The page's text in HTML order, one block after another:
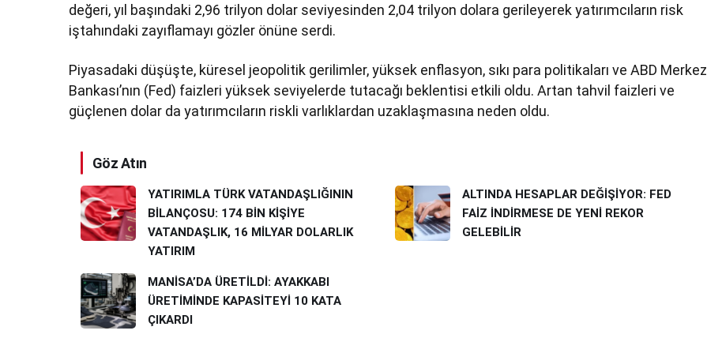
değeri, yıl başındaki 2,96 trilyon dolar seviyesinden 2,04 trilyon dolara gerileyerek yatırımcıların risk
iştahındaki zayıflamayı gözler önüne serdi.
Piyasadaki düşüşte, küresel jeopolitik gerilimler, yüksek enflasyon, sıkı para politikaları ve ABD Merkez
Bankası’nın (Fed) faizleri yüksek seviyelerde tutacağı beklentisi etkili oldu. Artan tahvil faizleri ve
güçlenen dolar da yatırımcıların riskli varlıklardan uzaklaşmasına neden oldu.
Göz Atın
YATIRIMLA TÜRK VATANDAŞLIĞININ
BİLANÇOSU: 174 BİN KİŞİYE
VATANDAŞLIK, 16 MİLYAR DOLARLIK
YATIRIM
ALTINDA HESAPLAR DEĞİŞİYOR: FED
FAİZ İNDİRMESE DE YENİ REKOR
GELEBİLİR
MANİSA’DA ÜRETİLDİ: AYAKKABI
ÜRETİMİNDE KAPASİTEYİ 10 KATA
ÇIKARDI